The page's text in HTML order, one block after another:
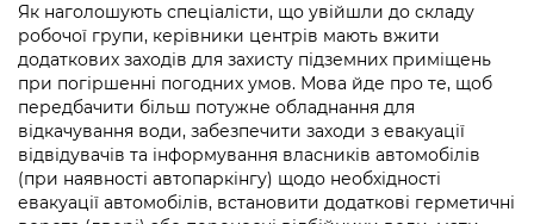
Як наголошують спеціалісти, що увійшли до складу
робочої групи, керівники центрів мають вжити
додаткових заходів для захисту підземних приміщень
при погіршенні погодних умов. Мова йде про те, щоб
передбачити більш потужне обладнання для
відкачування води, забезпечити заходи з евакуації
відвідувачів та інформування власників автомобілів
(при наявності автопаркінгу) щодо необхідності
евакуації автомобілів, встановити додаткові герметичні